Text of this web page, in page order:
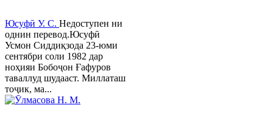
Юсуфӣ У. C. Недоступен ни
однин перевод.Юсуфӣ
Усмон Сиддиқзода 23-юми
сентябри соли 1982 дар
ноҳияи Бобоҷон Ғафуров
таваллуд шудааст. Миллаташ
тоҷик, ма...